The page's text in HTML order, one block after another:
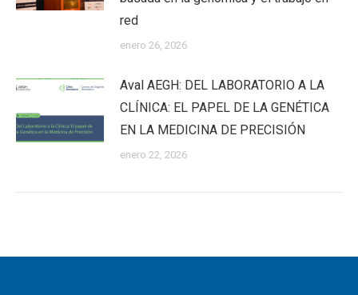
red
enero 26, 2026
Aval AEGH: DEL LABORATORIO A LA
CLÍNICA: EL PAPEL DE LA GENÉTICA
EN LA MEDICINA DE PRECISIÓN
enero 22, 2026